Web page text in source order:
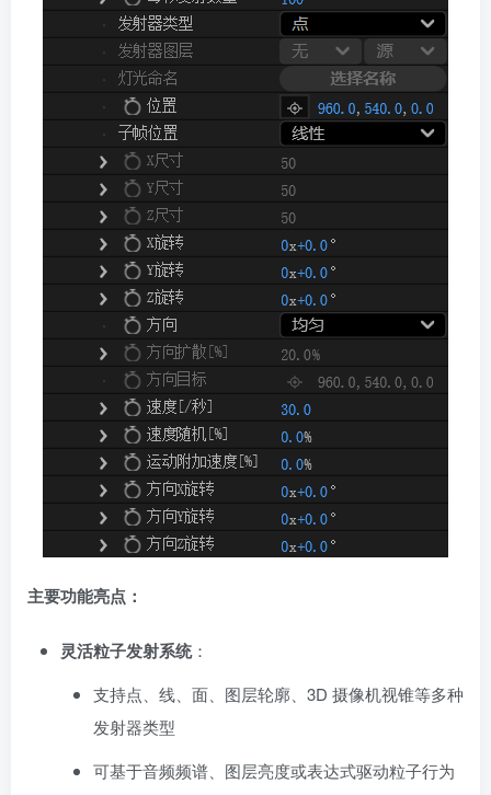
主要功能亮点：
灵活粒子发射系统：
支持点、线、面、图层轮廓、3D 摄像机视锥等多种
发射器类型
可基于音频频谱、图层亮度或表达式驱动粒子行为